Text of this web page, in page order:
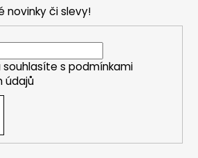
novinky či slevy!
s podmínkami
údajů